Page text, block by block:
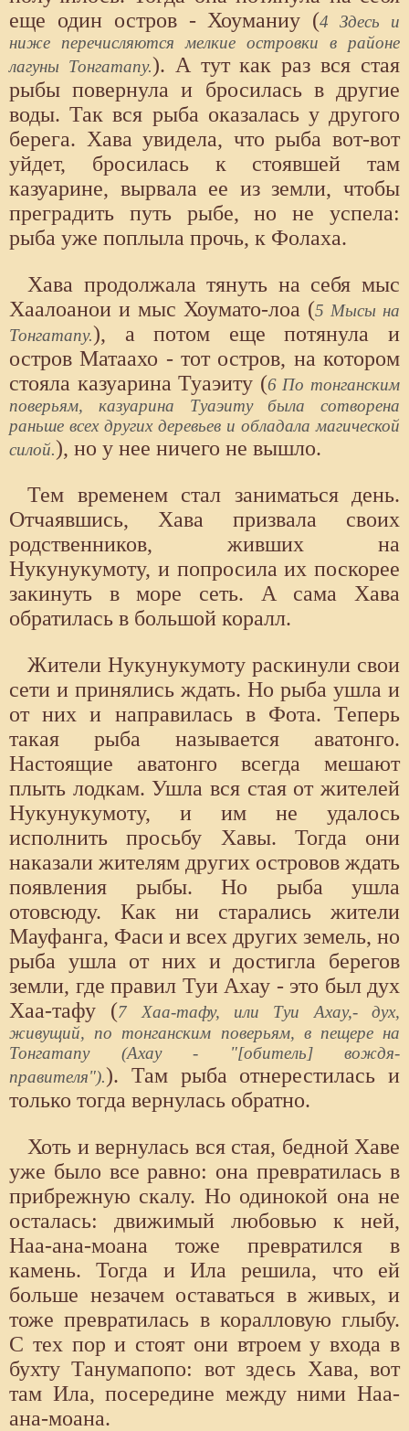
еще один остров - Хоуманиу (4 Здесь и
ниже перечисляются мелкие островки в районе
лагуны Тонгатапу.). А тут как раз вся стая
рыбы повернула и бросилась в другие
воды. Так вся рыба оказалась у другого
берега. Хава увидела, что рыба вот-вот
уйдет, бросилась к стоявшей там
казуарине, вырвала ее из земли, чтобы
преградить путь рыбе, но не успела:
рыба уже поплыла прочь, к Фолаха.
Хава продолжала тянуть на себя мыс
Хаалоанои и мыс Хоумато-лоа (5 Мысы на
Тонгатапу.), а потом еще потянула и
остров Матаахо - тот остров, на котором
стояла казуарина Туаэиту (6 По тонганским
поверьям, казуарина Туаэиту была сотворена
раньше всех других деревьев и обладала магической
силой.), но у нее ничего не вышло.
Тем временем стал заниматься день.
Отчаявшись, Хава призвала своих
родственников, живших на
Нукунукумоту, и попросила их поскорее
закинуть в море сеть. А сама Хава
обратилась в большой коралл.
Жители Нукунукумоту раскинули свои
сети и принялись ждать. Но рыба ушла и
от них и направилась в Фота. Теперь
такая рыба называется аватонго.
Настоящие аватонго всегда мешают
плыть лодкам. Ушла вся стая от жителей
Нукунукумоту, и им не удалось
исполнить просьбу Хавы. Тогда они
наказали жителям других островов ждать
появления рыбы. Но рыба ушла
отовсюду. Как ни старались жители
Мауфанга, Фаси и всех других земель, но
рыба ушла от них и достигла берегов
земли, где правил Туи Ахау - это был дух
Хаа-тафу (7 Хаа-тафу, или Туи Ахау,- дух,
живущий, по тонганским поверьям, в пещере на
Тонгатапу (Ахау - "[обитель] вождя-
правителя").). Там рыба отнерестилась и
только тогда вернулась обратно.
Хоть и вернулась вся стая, бедной Хаве
уже было все равно: она превратилась в
прибрежную скалу. Но одинокой она не
осталась: движимый любовью к ней,
Наа-ана-моана тоже превратился в
камень. Тогда и Ила решила, что ей
больше незачем оставаться в живых, и
тоже превратилась в коралловую глыбу.
С тех пор и стоят они втроем у входа в
бухту Танумапопо: вот здесь Хава, вот
там Ила, посередине между ними Наа-
ана-моана.